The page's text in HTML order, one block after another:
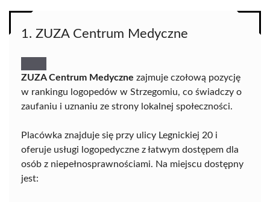
1. ZUZA Centrum Medyczne
ZUZA Centrum Medyczne zajmuje czołową pozycję
w rankingu logopedów w Strzegomiu, co świadczy o
zaufaniu i uznaniu ze strony lokalnej społeczności.
Placówka znajduje się przy ulicy Legnickiej 20 i
oferuje usługi logopedyczne z łatwym dostępem dla
osób z niepełnosprawnościami. Na miejscu dostępny
jest: